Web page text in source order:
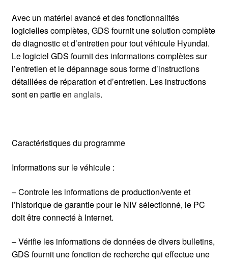
Avec un matériel avancé et des fonctionnalités
logicielles complètes, GDS fournit une solution complète
de diagnostic et d’entretien pour tout véhicule Hyundai.
Le logiciel GDS fournit des informations complètes sur
l’entretien et le dépannage sous forme d’instructions
détaillées de réparation et d’entretien. Les instructions
sont en partie en anglais.
Caractéristiques du programme
Informations sur le véhicule :
– Controle les informations de production/vente et
l’historique de garantie pour le NIV sélectionné, le PC
doit être connecté à Internet.
– Vérifie les informations de données de divers bulletins,
GDS fournit une fonction de recherche qui effectue une